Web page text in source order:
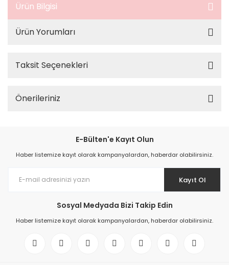
Ürün Bilgisi
Ürün Yorumları
Taksit Seçenekleri
Önerileriniz
E-Bülten'e Kayıt Olun
Haber listemize kayıt olarak kampanyalardan, haberdar olabilirsiniz.
Kayıt Ol
Sosyal Medyada Bizi Takip Edin
Haber listemize kayıt olarak kampanyalardan, haberdar olabilirsiniz.